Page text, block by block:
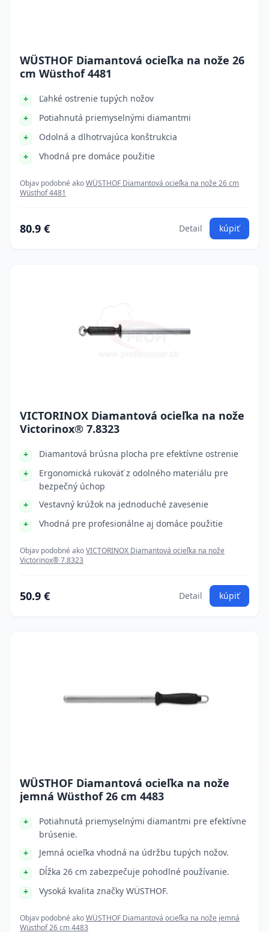
WÜSTHOF Diamantová ocieľka na nože 26
cm Wüsthof 4481
Ľahké ostrenie tupých nožov
Potiahnutá priemyselnými diamantmi
Odolná a dlhotrvajúca konštrukcia
Vhodná pre domáce použitie
Objav podobné akoWÜSTHOF Diamantová ocieľka na nože 26 cm
Wüsthof 4481
80.9 € Detail kúpiť
VICTORINOX Diamantová ocieľka na nože
Victorinox® 7.8323
Diamantová brúsna plocha pre efektívne ostrenie
Ergonomická rukoväť z odolného materiálu pre
bezpečný úchop
Vestavný krúžok na jednoduché zavesenie
Vhodná pre profesionálne aj domáce použitie
Objav podobné akoVICTORINOX Diamantová ocieľka na nože
Victorinox® 7.8323
50.9 € Detail kúpiť
WÜSTHOF Diamantová ocieľka na nože
jemná Wüsthof 26 cm 4483
Potiahnutá priemyselnými diamantmi pre efektívne
brúsenie.
Jemná ocieľka vhodná na údržbu tupých nožov.
Dĺžka 26 cm zabezpečuje pohodlné používanie.
Vysoká kvalita značky WÜSTHOF.
Objav podobné akoWÜSTHOF Diamantová ocieľka na nože jemná
Wüsthof 26 cm 4483